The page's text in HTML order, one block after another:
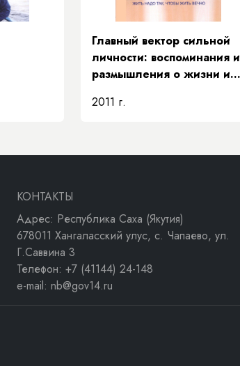
Главный вектор сильной
личности: воспоминания и
размышления о жизни и
Кычкина
2011 г.
КОНТАКТЫ
Адрес: Республика Саха (Якутия)
678011 Хангаласский улус, с. Чапаево, ул.
Г.Саввина 3
Телефон: +7 (41144) 24-148
e-mail: nb@gov14.ru